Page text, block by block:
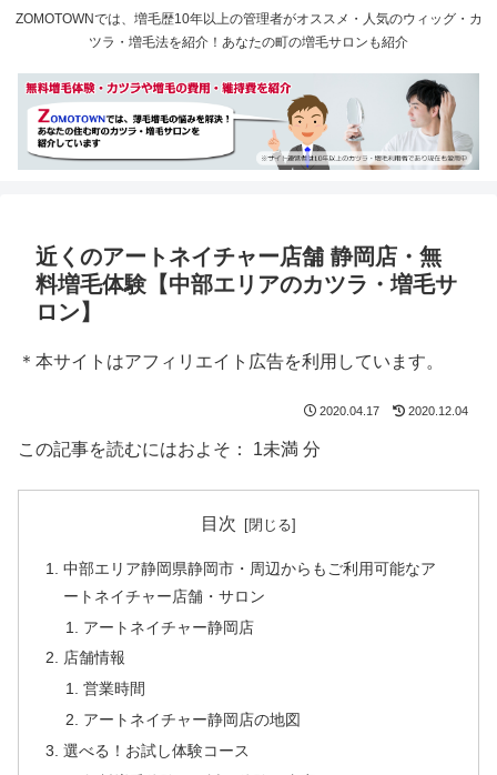
ZOMOTOWNでは、増毛歴10年以上の管理者がオススメ・人気のウィッグ・カ
ツラ・増毛法を紹介！あなたの町の増毛サロンも紹介
近くのアートネイチャー店舗 静岡店・無
料増毛体験【中部エリアのカツラ・増毛サ
ロン】
＊本サイトはアフィリエイト広告を利用しています。
2020.04.17 2020.12.04
この記事を読むにはおよそ： 1未満 分
目次
中部エリア静岡県静岡市・周辺からもご利用可能なア
ートネイチャー店舗・サロン
アートネイチャー静岡店
店舗情報
営業時間
アートネイチャー静岡店の地図
選べる！お試し体験コース